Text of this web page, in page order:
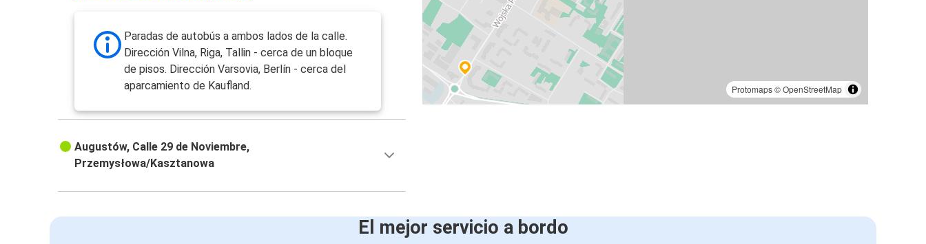
Protomaps©OpenStreetMap
Paradas de autobús a ambos lados de la calle.
Dirección Vilna, Riga, Tallin - cerca de un bloque
de pisos. Dirección Varsovia, Berlín - cerca del
aparcamiento de Kaufland.
Augustów, Calle 29 de Noviembre,
Przemysłowa/Kasztanowa
El mejor servicio a bordo